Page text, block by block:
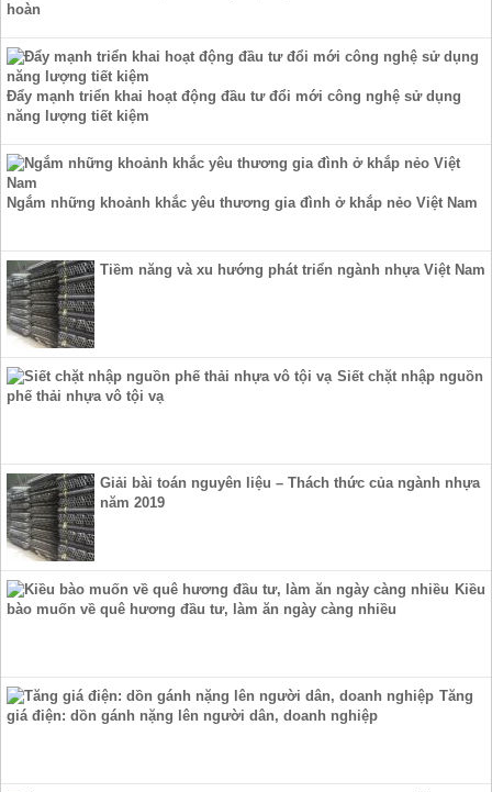
hoàn
Đẩy mạnh triển khai hoạt động đầu tư đổi mới công nghệ sử dụng
năng lượng tiết kiệm
Ngắm những khoảnh khắc yêu thương gia đình ở khắp nẻo Việt Nam
Tiềm năng và xu hướng phát triển ngành nhựa Việt Nam
Siết chặt nhập nguồn
phế thải nhựa vô tội vạ
Giải bài toán nguyên liệu – Thách thức của ngành nhựa
năm 2019
Kiều
bào muốn về quê hương đầu tư, làm ăn ngày càng nhiều
Tăng
giá điện: dồn gánh nặng lên người dân, doanh nghiệp